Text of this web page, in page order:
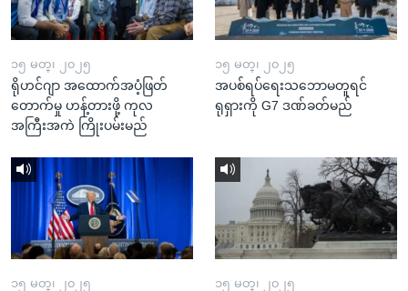
၁၅ မတ္၊ ၂၀၂၅
ရိုဟင်ဂျာ အထောက်အပံ့ဖြတ်
တောက်မှု ဟန့်တားဖို့ ကုလ
အကြီးအကဲ ကြိုးပမ်းမည်
၁၅ မတ္၊ ၂၀၂၅
အပစ်ရပ်ရေးသဘောမတူရင်
ရုရှားကို G7 ဒဏ်ခတ်မည်
၁၅ မတ္၊ ၂၀၂၅ ၁၅ မတ္၊ ၂၀၂၅